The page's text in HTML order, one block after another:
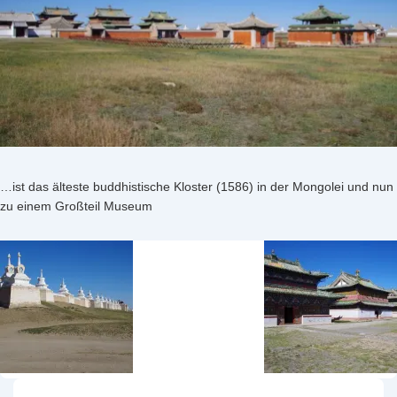
…ist das älteste buddhistische Kloster (1586) in der Mongolei und nun
zu einem Großteil Museum